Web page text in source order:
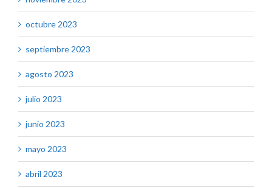
octubre 2023
septiembre 2023
agosto 2023
julio 2023
junio 2023
mayo 2023
abril 2023